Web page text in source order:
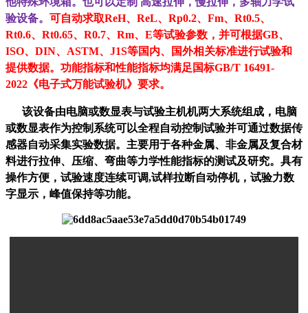
验设备。 可自动求取ReH、ReL、Rp0.2、Fm、Rt0.5、
Rt0.6、Rt0.65、R0.7、Rm、E等试验参数，并可根据GB、
ISO、DIN、ASTM、J1S等国内、国外相关标准进行试验和
提供数据。功能指标和性能指标均满足国标GB/T 16491-
2022《电子式万能试验机》要求。
该设备由电脑或数显表与试验主机机两大系统组成，电脑
或数显表作为控制系统可以全程自动控制试验并可通过数据传
感器自动采集实验数据。主要用于各种金属、非金属及复合材
料进行拉伸、压缩、弯曲等力学性能指标的测试及研究。具有
操作方便，试验速度连续可调,试样拉断自动停机，试验力数
字显示，峰值保持等功能。